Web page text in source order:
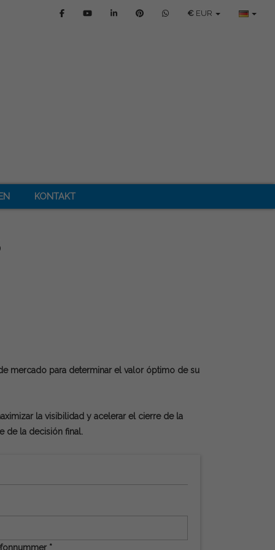
€ EUR
KONTAKT
mercado para determinar el valor óptimo de su
la visibilidad y acelerar el cierre de la
de la decisión final.
*